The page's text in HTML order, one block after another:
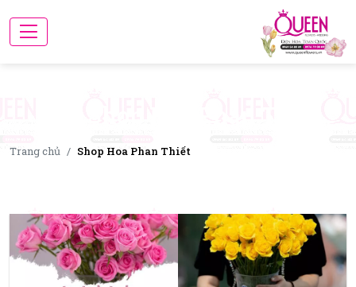
Trang chủ Shop Hoa Phan Thiết